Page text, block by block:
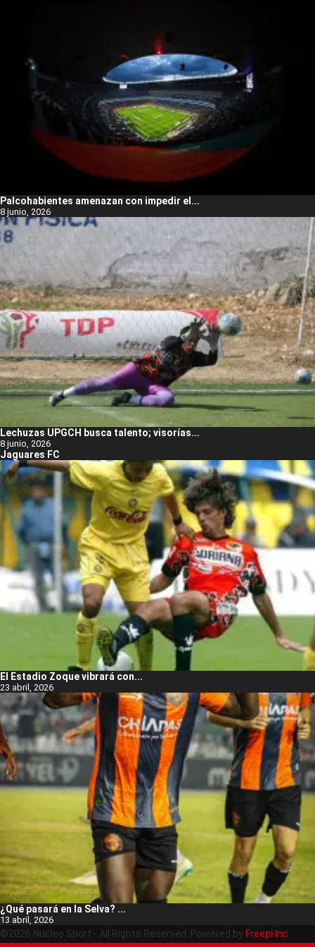
Palcohabientes amenazan con impedir el...
8 junio, 2026
Lechuzas UPGCH busca talento; visorías...
8 junio, 2026
Jaguares FC
El Estadio Zoque vibrará con...
23 abril, 2026
¿Qué pasará en la Selva? ...
13 abril, 2026
©2026 Nucleo Sport - All Rights Reserved. Powered by Freepi Inc